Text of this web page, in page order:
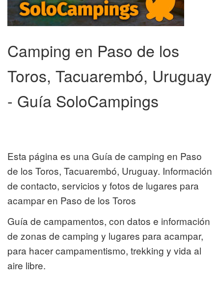
Camping en Paso de los
Toros, Tacuarembó, Uruguay
- Guía SoloCampings
Esta página es una Guía de camping en Paso
de los Toros, Tacuarembó, Uruguay. Información
de contacto, servicios y fotos de lugares para
acampar en Paso de los Toros
Guía de campamentos, con datos e información
de zonas de camping y lugares para acampar,
para hacer campamentismo, trekking y vida al
aire libre.